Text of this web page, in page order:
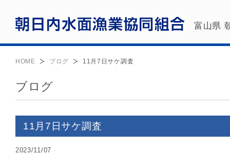
富山県
HOME ブログ 11月7日サケ調査
ブログ
11月7日サケ調査
2023/11/07